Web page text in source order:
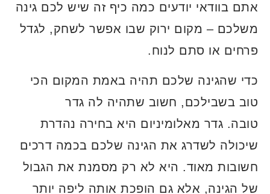
אתם בוודאי יודעים כמה כיף זה שיש לכם גינה
משלכם – מקום ירוק שבו אפשר לשחק, לגדל
פרחים או סתם לנוח.
כדי שהגינה שלכם תהיה באמת המקום הכי
טוב בשבילכם, חשוב שתהיה לה גדר
טובה. גדר מאלומיניום היא בחירה נהדרת
שיכולה לשדרג את הגינה שלכם בכמה דרכים
חשובות מאוד. היא לא רק מסמנת את הגבול
של הגינה, אלא גם הופכת אותה ליפה יותר